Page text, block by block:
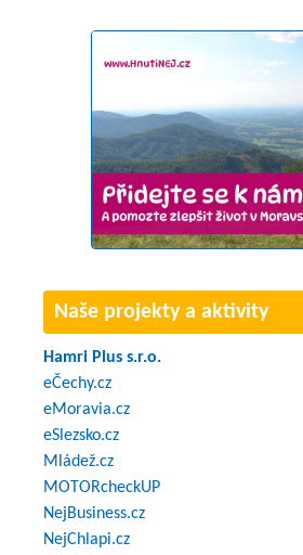
Naše projekty a aktivity
Hamri Plus s.r.o.
eČechy.cz
eMoravia.cz
eSlezsko.cz
Mládež.cz
MOTORcheckUP
NejBusiness.cz
NejChlapi.cz